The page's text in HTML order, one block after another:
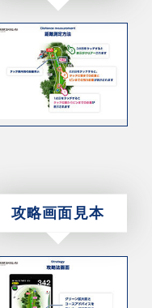
攻略画面見本